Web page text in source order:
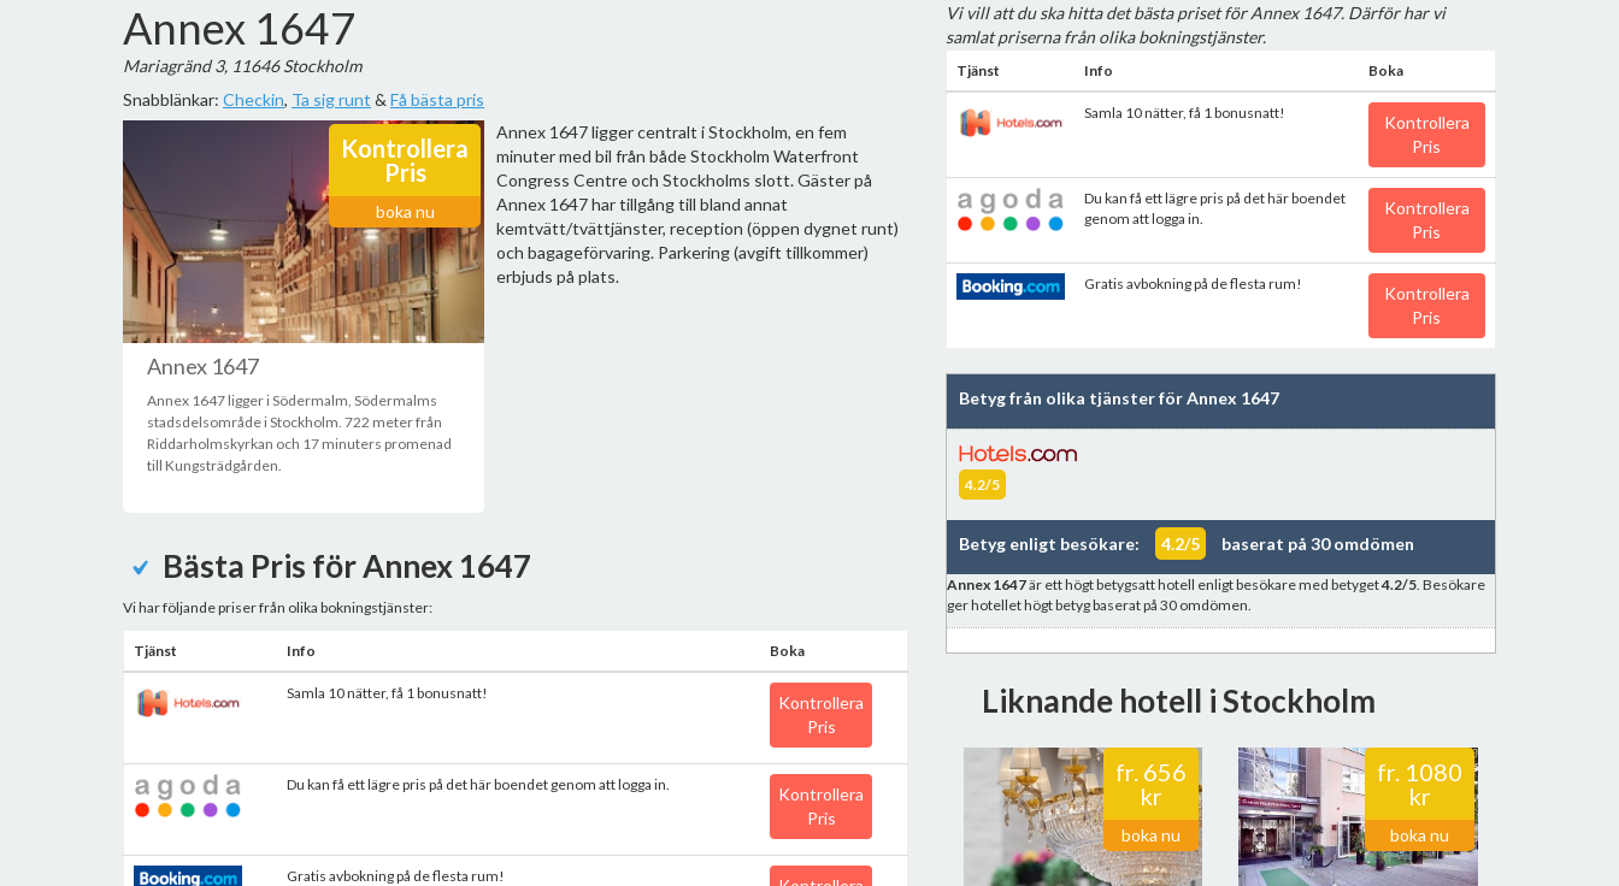
Annex 1647
Mariagränd 3, 11646 Stockholm
Snabblänkar: Checkin, Ta sig runt & Få bästa pris
Kontrollera
Pris
boka nu
Annex 1647
Annex 1647 ligger i Södermalm, Södermalms
stadsdelsområde i Stockholm. 722 meter från
Riddarholmskyrkan och 17 minuters promenad
till Kungsträdgården.
Annex 1647 ligger centralt i Stockholm, en fem
minuter med bil från både Stockholm Waterfront
Congress Centre och Stockholms slott. Gäster på
Annex 1647 har tillgång till bland annat
kemtvätt/tvättjänster, reception (öppen dygnet runt)
och bagageförvaring. Parkering (avgift tillkommer)
erbjuds på plats.
Bästa Pris för Annex 1647
Vi har följande priser från olika bokningstjänster:
Tjänst Info Boka
Samla 10 nätter, få 1 bonusnatt!
Kontrollera
Pris
Du kan få ett lägre pris på det här boendet genom att logga in.
Kontrollera
Pris
Gratis avbokning på de flesta rum!
Vi vill att du ska hitta det bästa priset för Annex 1647. Därför har vi
samlat priserna från olika bokningstjänster.
Tjänst Info Boka
Samla 10 nätter, få 1 bonusnatt!
Kontrollera
Pris
Du kan få ett lägre pris på det här boendet
genom att logga in.
Kontrollera
Pris
Gratis avbokning på de flesta rum!
Kontrollera
Pris
Betyg från olika tjänster för Annex 1647
4.2/5
Betyg enligt besökare: 4.2/5 baserat på 30 omdömen
Annex 1647är ett högt betygsatt hotell enligt besökare med betyget4.2/5. Besökare
ger hotellet högt betyg baserat på 30 omdömen.
Liknande hotell i Stockholm
fr. 656
kr
boka nu
fr. 1080
kr
boka nu